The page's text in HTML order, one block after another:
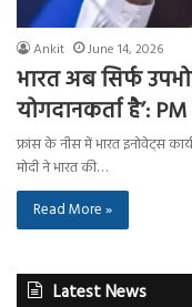
Ankit June 14, 2026
भारत अब सिर्फ
योगदानकर्ता है’:
फ्रांस के नीस में भारत इनोवेट्स
मोदी ने भारत की…
Read More »
Latest News